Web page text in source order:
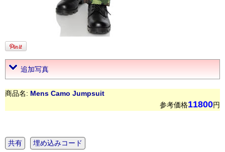
追加写真
商品名: Mens Camo Jumpsuit
参考価格11800円
共有 埋め込みコード